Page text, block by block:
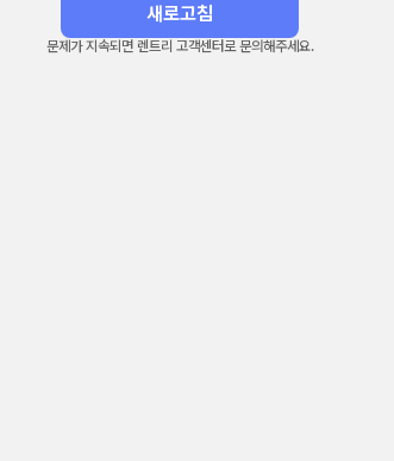
새로고침
문제가 지속되면 렌트리 고객센터로 문의해주세요.